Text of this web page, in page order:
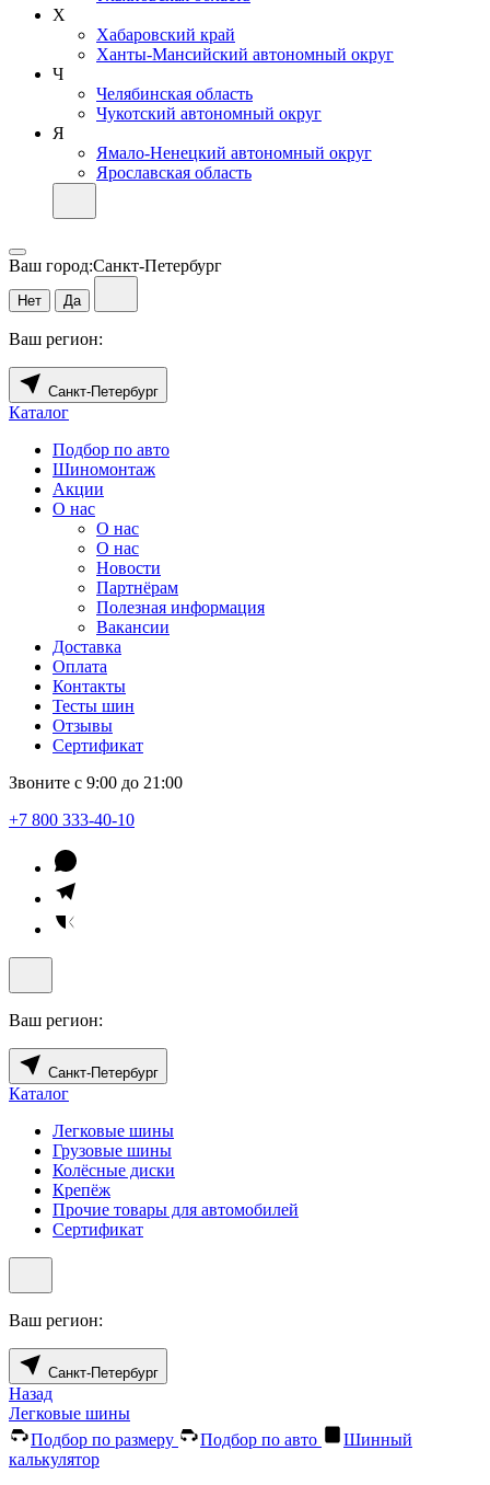
Х
Хабаровский край
Ханты-Мансийский автономный округ
Ч
Челябинская область
Чукотский автономный округ
Я
Ямало-Ненецкий автономный округ
Ярославская область
Ваш город:Санкт-Петербург
Нет Да
Ваш регион:
Санкт-Петербург
Каталог
Подбор по авто
Шиномонтаж
Акции
О нас
О нас
О нас
Новости
Партнёрам
Полезная информация
Вакансии
Доставка
Оплата
Контакты
Тесты шин
Отзывы
Сертификат
Звоните с 9:00 до 21:00
+7 800 333-40-10
Ваш регион:
Санкт-Петербург
Каталог
Легковые шины
Грузовые шины
Колёсные диски
Крепёж
Прочие товары для автомобилей
Сертификат
Ваш регион:
Санкт-Петербург
Назад
Легковые шины
Подбор по размеру
Подбор по авто
Шинный
калькулятор